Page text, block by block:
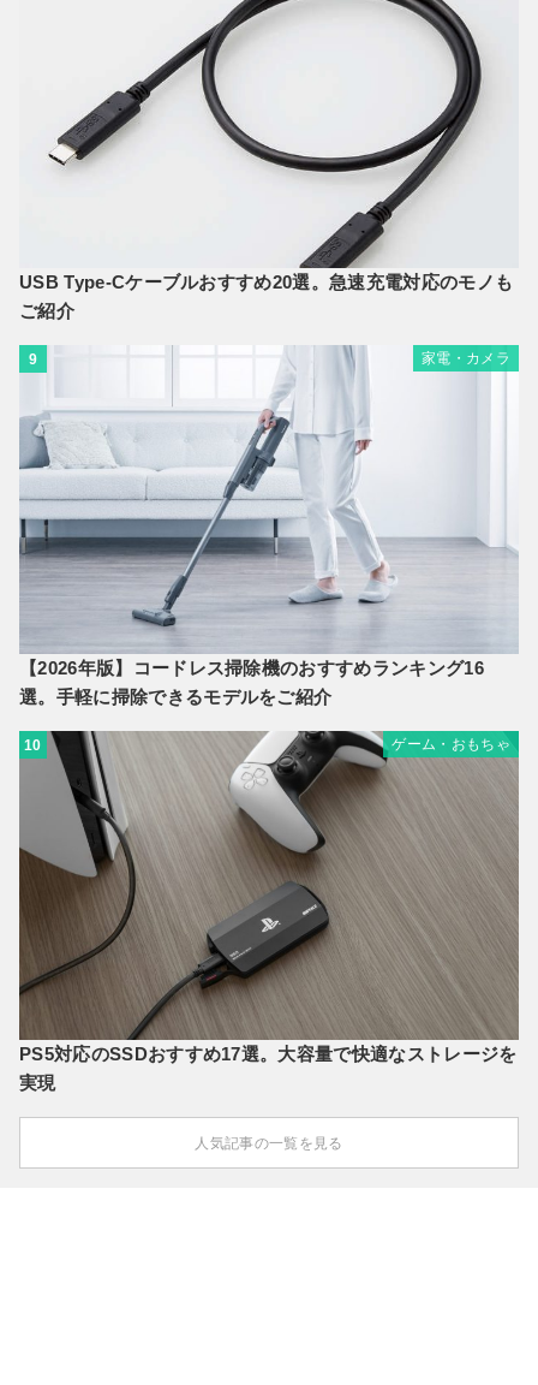
USB Type-Cケーブルおすすめ20選。急速充電対応のモノも
ご紹介
9 家電・カメラ
【2026年版】コードレス掃除機のおすすめランキング16
選。手軽に掃除できるモデルをご紹介
10 ゲーム・おもちゃ
PS5対応のSSDおすすめ17選。大容量で快適なストレージを
実現
人気記事の一覧を見る